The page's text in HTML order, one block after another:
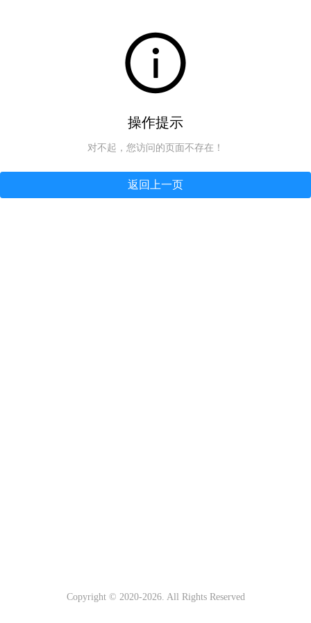
操作提示
对不起，您访问的页面不存在！
返回上一页
Copyright © 2020-2026. All Rights Reserved